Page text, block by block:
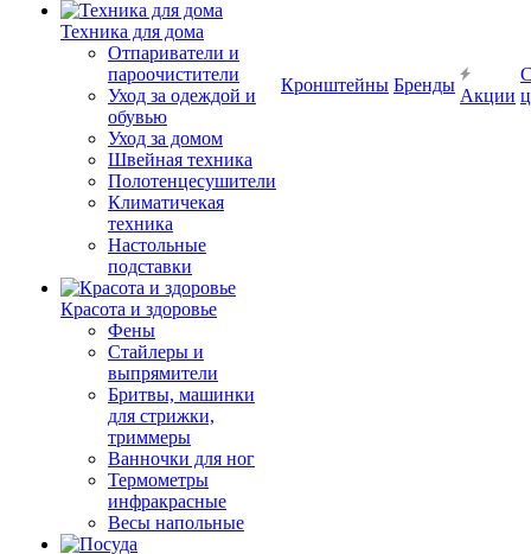
Техника для дома
Отпариватели и
пароочистители
Уход за одеждой и
обувью
Уход за домом
Швейная техника
Полотенцесушители
Климатичекая
техника
Настольные
подставки
Красота и здоровье
Фены
Стайлеры и
выпрямители
Бритвы, машинки
для стрижки,
триммеры
Ванночки для ног
Термометры
инфракрасные
Весы напольные
Кронштейны Бренды
Акции